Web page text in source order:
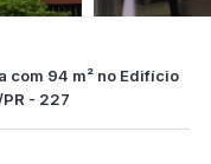
com 94 m² no Edifício
- 227